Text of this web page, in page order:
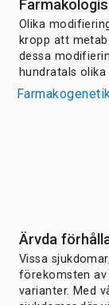
Olika
kropp att
dessa
hundratals
Farmakogenetik
Ärvda
Vissa
förekomsten av
varianter. Med